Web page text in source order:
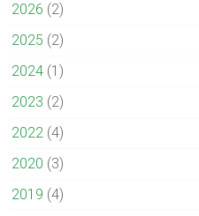
2026 (2)
2025 (2)
2024 (1)
2023 (2)
2022 (4)
2020 (3)
2019 (4)